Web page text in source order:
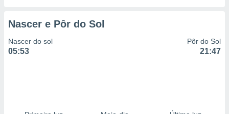
Nascer e Pôr do Sol
Nascer do sol
05:53
Pôr do Sol
21:47